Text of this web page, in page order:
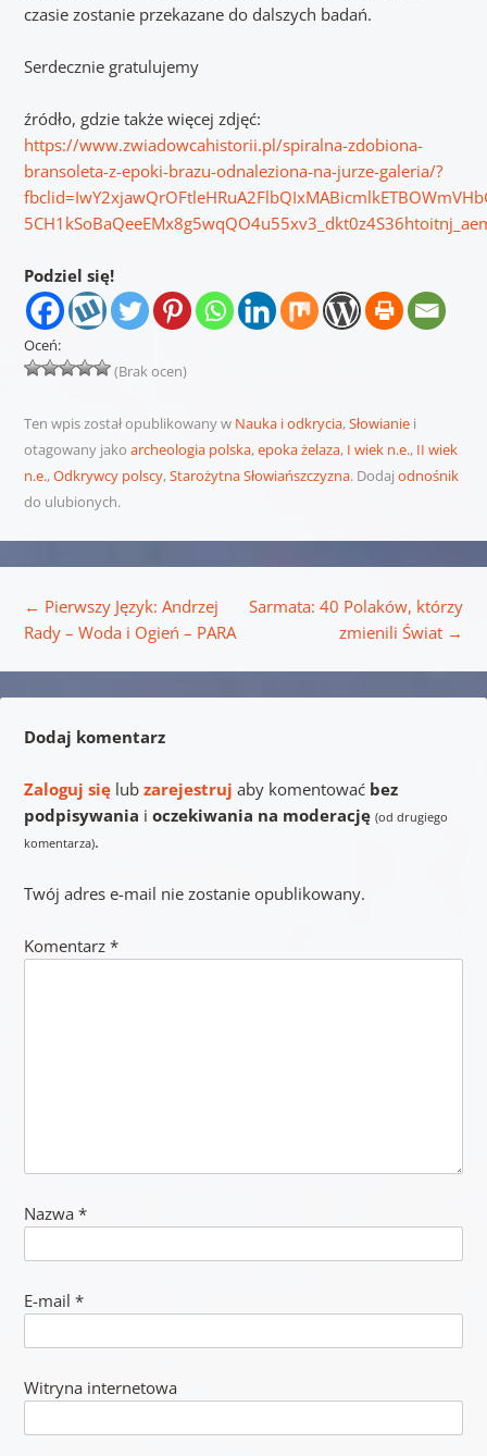
czasie zostanie przekazane do dalszych badań.
Serdecznie gratulujemy
źródło, gdzie także więcej zdjęć:
https://www.zwiadowcahistorii.pl/spiralna-zdobiona-
bransoleta-z-epoki-brazu-odnaleziona-na-jurze-galeria/?
Podziel się!
Oceń:
(Brak ocen)
Ten wpis został opublikowany w Nauka i odkrycia,Słowianiei
otagowany jako archeologia polska,epoka żelaza, I wiek n.e., II wiek
n.e.,Odkrywcy polscy,Starożytna Słowiańszczyzna. Dodaj odnośnik
do ulubionych.
← Pierwszy Język: Andrzej
Rady – Woda i Ogień – PARA
Sarmata: 40 Polaków, którzy
zmienili Świat →
Dodaj komentarz
Zaloguj sięlub zarejestruj aby komentować bez
podpisywania i oczekiwania na moderację (od drugiego
komentarza).
Twój adres e-mail nie zostanie opublikowany.
Komentarz *
Nazwa *
E-mail *
Witryna internetowa